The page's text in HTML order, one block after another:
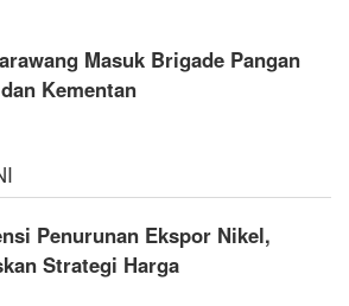
Masuk Brigade Pangan
Kementan
Penurunan Ekspor Nikel,
Strategi Harga